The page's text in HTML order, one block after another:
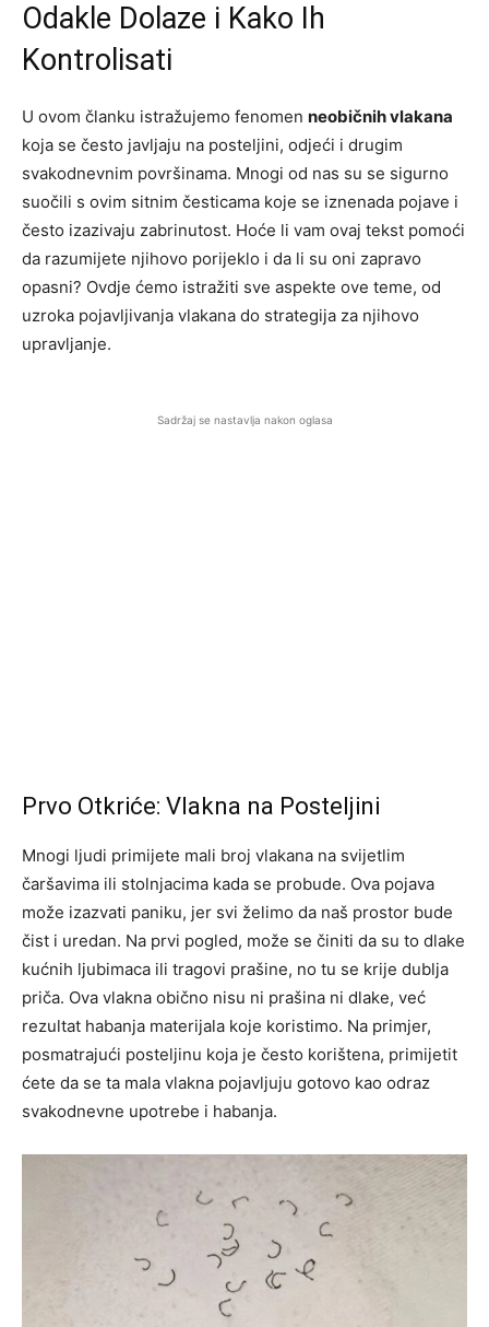
Odakle Dolaze i Kako Ih
Kontrolisati
U ovom članku istražujemo fenomen neobičnih vlakana
koja se često javljaju na posteljini, odjeći i drugim
svakodnevnim površinama. Mnogi od nas su se sigurno
suočili s ovim sitnim česticama koje se iznenada pojave i
često izazivaju zabrinutost. Hoće li vam ovaj tekst pomoći
da razumijete njihovo porijeklo i da li su oni zapravo
opasni? Ovdje ćemo istražiti sve aspekte ove teme, od
uzroka pojavljivanja vlakana do strategija za njihovo
upravljanje.
Sadržaj se nastavlja nakon oglasa
Prvo Otkriće: Vlakna na Posteljini
Mnogi ljudi primijete mali broj vlakana na svijetlim
čaršavima ili stolnjacima kada se probude. Ova pojava
može izazvati paniku, jer svi želimo da naš prostor bude
čist i uredan. Na prvi pogled, može se činiti da su to dlake
kućnih ljubimaca ili tragovi prašine, no tu se krije dublja
priča. Ova vlakna obično nisu ni prašina ni dlake, već
rezultat habanja materijala koje koristimo. Na primjer,
posmatrajući posteljinu koja je često korištena, primijetit
ćete da se ta mala vlakna pojavljuju gotovo kao odraz
svakodnevne upotrebe i habanja.